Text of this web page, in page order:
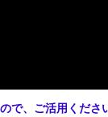
で、ご活用くださ